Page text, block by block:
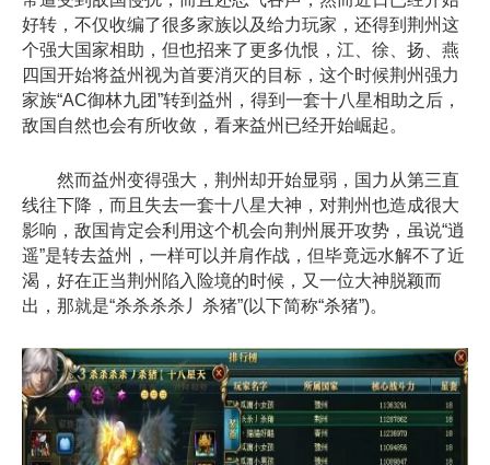
好转，不仅收编了很多家族以及给力玩家，还得到荆州这
个强大国家相助，但也招来了更多仇恨，江、徐、扬、燕
四国开始将益州视为首要消灭的目标，这个时候荆州强力
家族“AC御林九团”转到益州，得到一套十八星相助之后，
敌国自然也会有所收敛，看来益州已经开始崛起。
然而益州变得强大，荆州却开始显弱，国力从第三直
线往下降，而且失去一套十八星大神，对荆州也造成很大
影响，敌国肯定会利用这个机会向荆州展开攻势，虽说“逍
遥”是转去益州，一样可以并肩作战，但毕竟远水解不了近
渴，好在正当荆州陷入险境的时候，又一位大神脱颖而
出，那就是“杀杀杀杀丿杀猪”(以下简称“杀猪”)。